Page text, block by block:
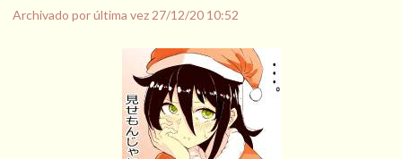
Archivado por última vez 27/12/20 10:52